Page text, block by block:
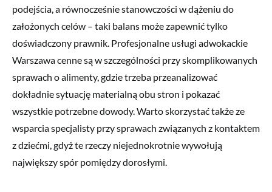
podejścia, a równocześnie stanowczości w dążeniu do
założonych celów – taki balans może zapewnić tylko
doświadczony prawnik. Profesjonalne usługi adwokackie
Warszawa cenne są w szczególności przy skomplikowanych
sprawach o alimenty, gdzie trzeba przeanalizować
dokładnie sytuację materialną obu stron i pokazać
wszystkie potrzebne dowody. Warto skorzystać także ze
wsparcia specjalisty przy sprawach związanych z kontaktem
z dziećmi, gdyż te rzeczy niejednokrotnie wywołują
największy spór pomiędzy dorosłymi.